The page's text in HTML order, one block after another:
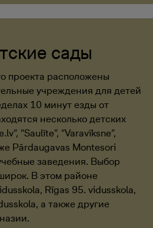
сады
проекта расположены
учреждения для детей
10 минут езды от
несколько детских
“Saulīte”, “Varavīksne”,
Pārdaugavas Montesori
заведения. Выбор
В этом районе
Rīgas 95. vidusskola,
а также другие